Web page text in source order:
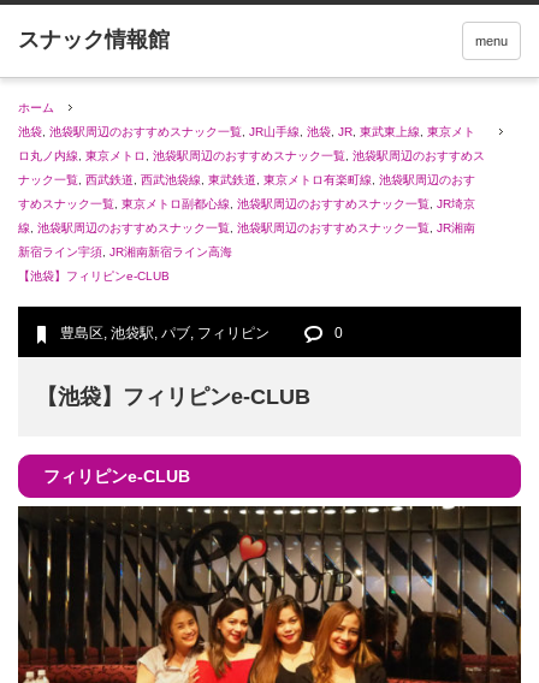
menu
ホーム
池袋 池袋駅周辺のおすすめスナック一覧 JR山手線 池袋 JR 東武東上線
東京メト
ロ丸ノ内線
東京メトロ 池袋駅周辺のおすすめスナック一覧 池袋駅周辺のおすすめス
ナック一覧 西武鉄道 西武池袋線 東武鉄道 東京メトロ有楽町線
池袋駅周辺のおす
すめスナック一覧 東京メトロ副都心線 池袋駅周辺のおすすめスナック一覧 JR埼京
線
池袋駅周辺のおすすめスナック一覧 池袋駅周辺のおすすめスナック一覧 JR湘南
新宿ライン宇須 JR湘南新宿ライン高海
【池袋】フィリピンe-CLUB
豊島区, 池袋駅, パブ, フィリピン 0
【池袋】フィリピンe-CLUB
フィリピンe-CLUB